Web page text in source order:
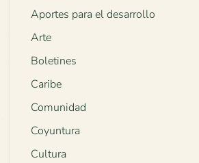
Aportes para el desarrollo
Arte
Boletines
Caribe
Comunidad
Coyuntura
Cultura